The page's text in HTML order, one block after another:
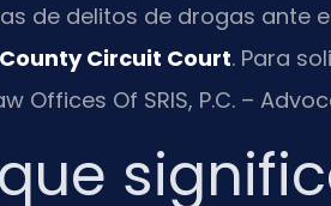
de delitos de drogas ante
Circuit Court. Para
Offices Of SRIS, P.C. –